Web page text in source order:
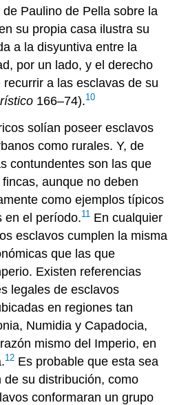
Paulino de Pella sobre la
su propia casa ilustra su
a la disyuntiva entre la
por un lado, y el derecho
a las esclavas de su
166–74).10
solían poseer esclavos
como rurales. Y, de
contundentes son las que
aunque no deben
como ejemplos típicos
en el período.11 En cualquier
esclavos cumplen la misma
que las que
Existen referencias
legales de esclavos
en regiones tan
Numidia y Capadocia,
mismo del Imperio, en
12 Es probable que esta sea
su distribución, como
conformaran un grupo